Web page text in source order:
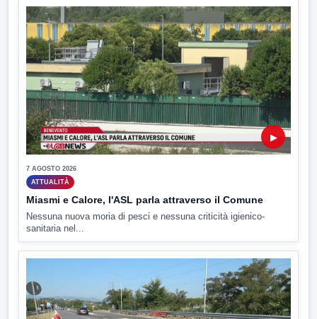
▶
7 AGOSTO 2026
ATTUALITÀ
Miasmi e Calore, l'ASL parla attraverso il Comune
Nessuna nuova moria di pesci e nessuna criticità igienico-
sanitaria nel...